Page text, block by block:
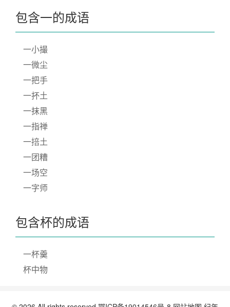
包含一的成语
一小撮
一微尘
一把手
一抔土
一抹黑
一指禅
一掊土
一团糟
一场空
一字师
包含杯的成语
一杯羹
杯中物